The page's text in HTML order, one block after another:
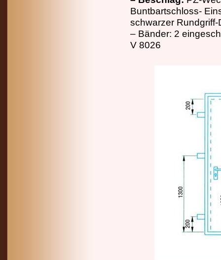
Buntbartschloss-
schwarzer
– Bänder: 2
V 8026